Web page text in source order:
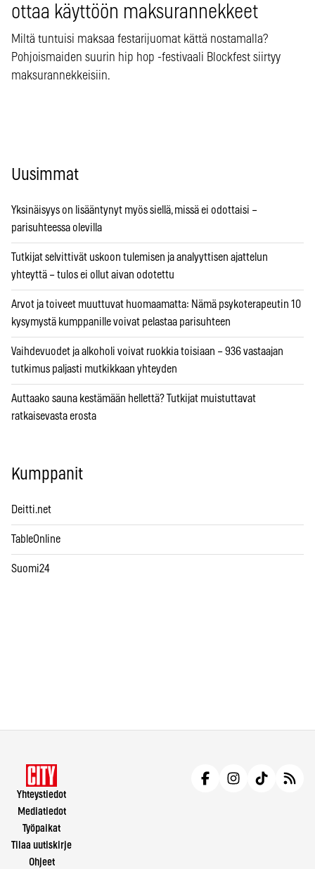
ottaa käyttöön maksurannekkeet
Miltä tuntuisi maksaa festarijuomat kättä nostamalla?
Pohjoismaiden suurin hip hop -festivaali Blockfest siirtyy
maksurannekkeisiin.
Uusimmat
Yksinäisyys on lisääntynyt myös siellä, missä ei odottaisi –
parisuhteessa olevilla
Tutkijat selvittivät uskoon tulemisen ja analyyttisen ajattelun
yhteyttä – tulos ei ollut aivan odotettu
Arvot ja toiveet muuttuvat huomaamatta: Nämä psykoterapeutin 10
kysymystä kumppanille voivat pelastaa parisuhteen
Vaihdevuodet ja alkoholi voivat ruokkia toisiaan – 936 vastaajan
tutkimus paljasti mutkikkaan yhteyden
Auttaako sauna kestämään hellettä? Tutkijat muistuttavat
ratkaisevasta erosta
Kumppanit
Deitti.net
TableOnline
Suomi24
Yhteystiedot
Mediatiedot
Työpaikat
Tilaa uutiskirje
Ohjeet